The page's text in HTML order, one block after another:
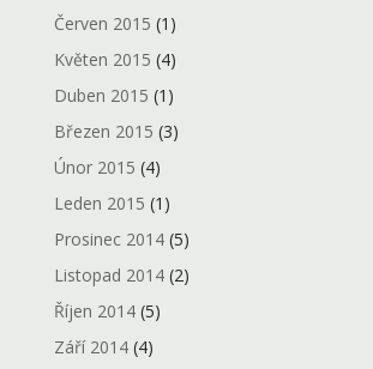
Červen 2015 (1)
Květen 2015 (4)
Duben 2015 (1)
Březen 2015 (3)
Únor 2015 (4)
Leden 2015 (1)
Prosinec 2014(5)
Listopad 2014(2)
Říjen 2014(5)
Září 2014(4)